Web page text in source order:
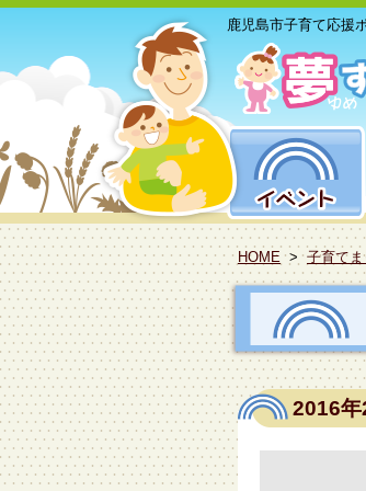
鹿児島市子育て応援
HOME > 子育て
2016年